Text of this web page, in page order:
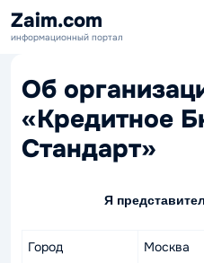
Zaim.com
информационный портал
Об
«Кредитное
Стандарт»
Я
Город Москва